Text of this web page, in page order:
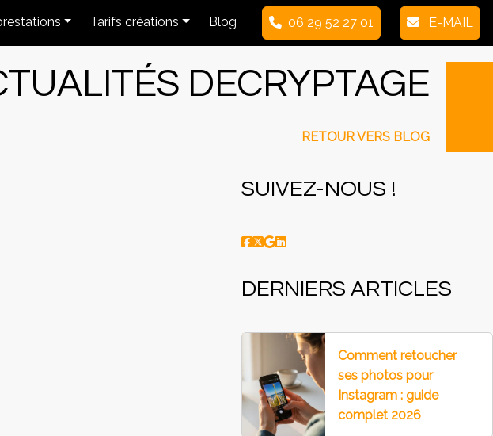
Tarifs créations Blog 06 29 52 27 01 E-MAIL
DECRYPTAGE
RETOUR VERS BLOG
SUIVEZ-NOUS !
DERNIERS ARTICLES
Comment retoucher
ses photos pour
Instagram : guide
complet 2026